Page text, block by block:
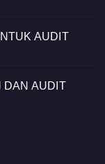
AUDIT
DAN AUDIT